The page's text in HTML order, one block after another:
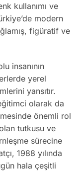
kullanımı ve
modern
figüratif ve
insanının
yerel
yansıtır.
olarak da
önemli rol
tutkusu ve
sürecine
1988 yılında
hala çeşitli